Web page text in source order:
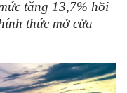
tăng 13,7% hồi
thức mở cửa